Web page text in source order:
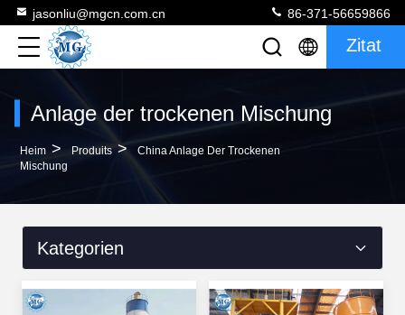
jasonliu@mgcn.com.cn 86-371-56659866
Zitat
Anlage der trockenen Mischung
Heim > Produits >
China Anlage Der Trockenen
Mischung
Kategorien